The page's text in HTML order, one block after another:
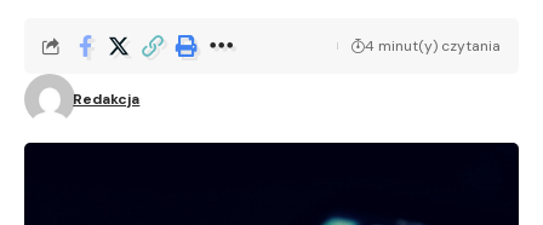
Redakcja
4 minut(y) czytania